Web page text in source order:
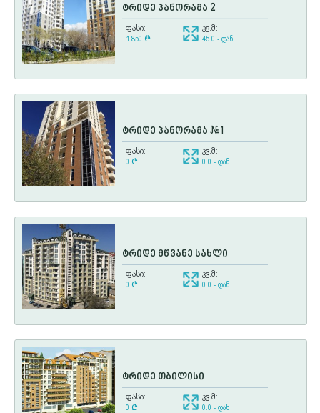
ტრიდე პანორამა 2
ფასი:
1 850 ¢
კვ.მ:
45.0 - დან
ტრიდე პანორამა #1
ფასი:
0 ¢
კვ.მ:
0.0 - დან
ტრიდე მწვანე სახლი
ფასი:
0 ¢
კვ.მ:
0.0 - დან
ტრიდე თბილისი
ფასი:
0 ¢
კვ.მ:
0.0 - დან